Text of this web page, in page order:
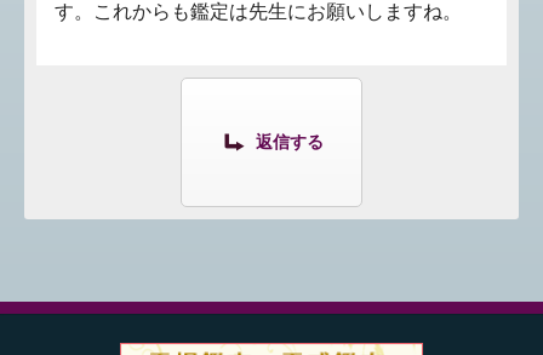
す。これからも鑑定は先生にお願いしますね。
返信する